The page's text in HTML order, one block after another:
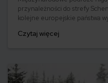
przynależności do strefy
kolejne europejskie państwa
pamiętać, że wraz z
Czytaj więcej